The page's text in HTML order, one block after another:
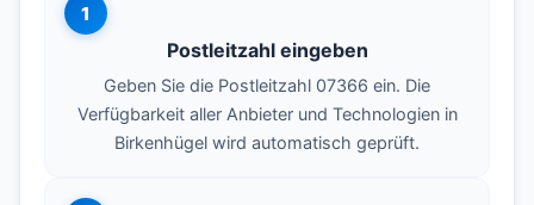
1
Postleitzahl eingeben
Geben Sie die Postleitzahl 07366 ein. Die
Verfügbarkeit aller Anbieter und Technologien in
Birkenhügel wird automatisch geprüft.